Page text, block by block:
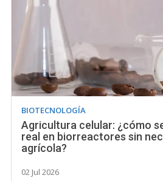
BIOTECNOLOGÍA
Agricultura celular: ¿cómo
real en biorreactores sin
agrícola?
02 Jul 2026